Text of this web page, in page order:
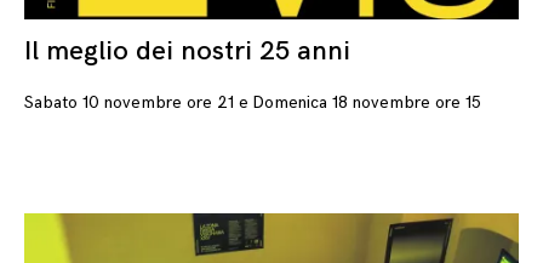
Il meglio dei nostri 25 anni
Sabato 10 novembre ore 21 e Domenica 18 novembre ore 15